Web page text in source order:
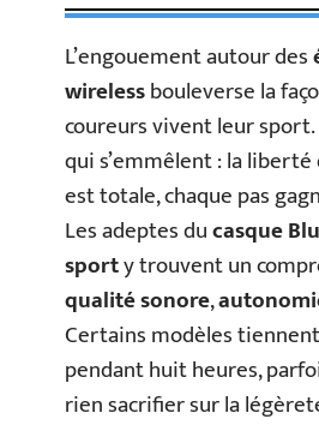
L’engouement autour des
wirelessbouleverse la
coureurs vivent leur
qui s’emmêlent : la
est totale, chaque pas
Les adeptes ducasque
sporty trouvent un
qualité sonore,
Certains modèles
pendant huit heures,
rien sacrifier sur la